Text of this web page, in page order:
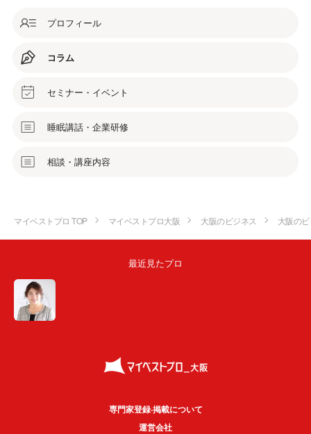
プロフィール
コラム
セミナー・イベント
睡眠講話・企業研修
相談・講座内容
マイベストプロ TOP マイベストプロ大阪 大阪のビジネス 大阪の
最近見たプロ
専門家登録·掲載について
運営会社